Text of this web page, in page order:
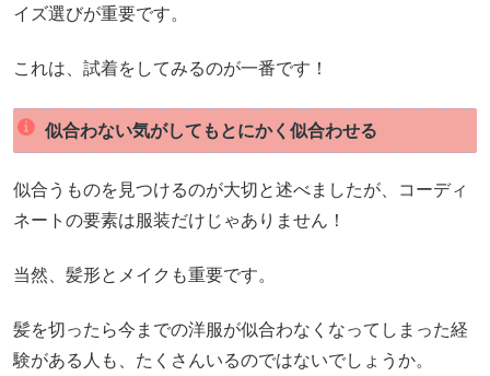
イズ選びが重要です。
これは、試着をしてみるのが一番です！
似合わない気がしてもとにかく似合わせる
似合うものを見つけるのが大切と述べましたが、コーディ
ネートの要素は服装だけじゃありません！
当然、髪形とメイクも重要です。
髪を切ったら今までの洋服が似合わなくなってしまった経
験がある人も、たくさんいるのではないでしょうか。